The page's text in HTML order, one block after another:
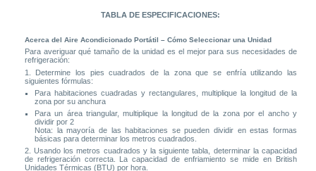
TABLA DE ESPECIFICACIONES:
Acerca del Aire Acondicionado Portátil – Cómo Seleccionar una Unidad
Para averiguar qué tamaño de la unidad es el mejor para sus necesidades de
refrigeración:
1. Determine los pies cuadrados de la zona que se enfría utilizando las
siguientes fórmulas:
Para habitaciones cuadradas y rectangulares, multiplique la longitud de la
zona por su anchura
Para un área triangular, multiplique la longitud de la zona por el ancho y
dividir por 2
Nota: la mayoría de las habitaciones se pueden dividir en estas formas
básicas para determinar los metros cuadrados.
2. Usando los metros cuadrados y la siguiente tabla, determinar la capacidad
de refrigeración correcta. La capacidad de enfriamiento se mide en British
Unidades Térmicas (BTU) por hora.